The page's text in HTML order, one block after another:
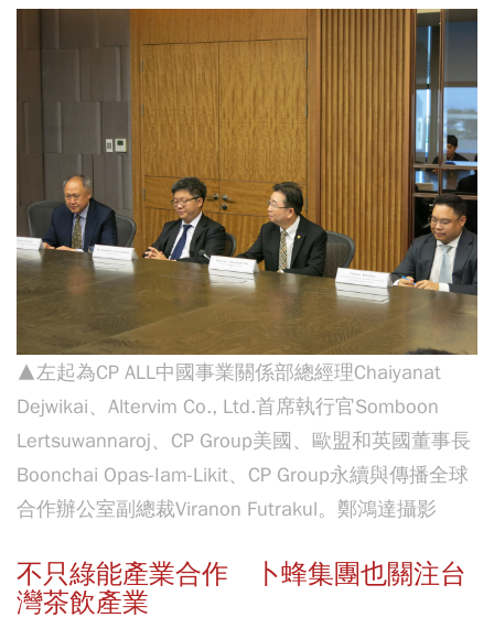
▲左起為CP ALL中國事業關係部總經理Chaiyanat
Dejwikai、Altervim Co., Ltd.首席執行官Somboon
Lertsuwannaroj、CP Group美國、歐盟和英國董事長
Boonchai Opas-Iam-Likit、CP Group永續與傳播全球
合作辦公室副總裁Viranon Futrakul。鄭鴻達攝影
不只綠能產業合作 卜蜂集團也關注台
灣茶飲產業